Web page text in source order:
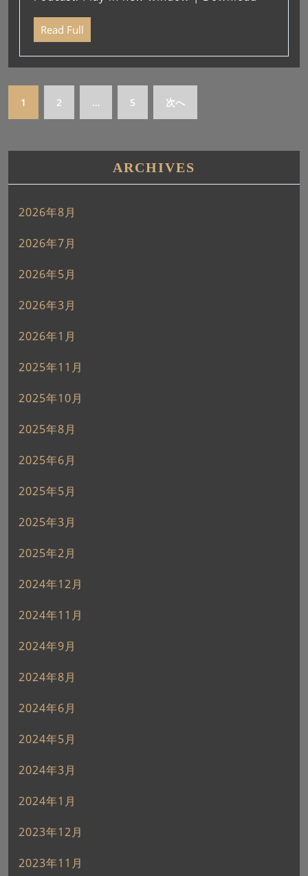
ー
ヤRead Full
1 2 … 5 次へ
ARCHIVES
2026年8月
2026年7月
2026年5月
2026年3月
2026年1月
2025年11月
2025年10月
2025年8月
2025年6月
2025年5月
2025年3月
2025年2月
2024年12月
2024年11月
2024年9月
2024年8月
2024年6月
2024年5月
2024年3月
2024年1月
2023年12月
2023年11月